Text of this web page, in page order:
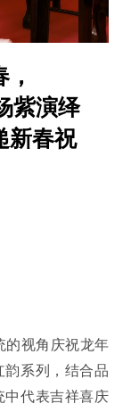
紫演绎
新春祝
视角庆祝龙年
系列，结合品
中代表吉祥喜庆